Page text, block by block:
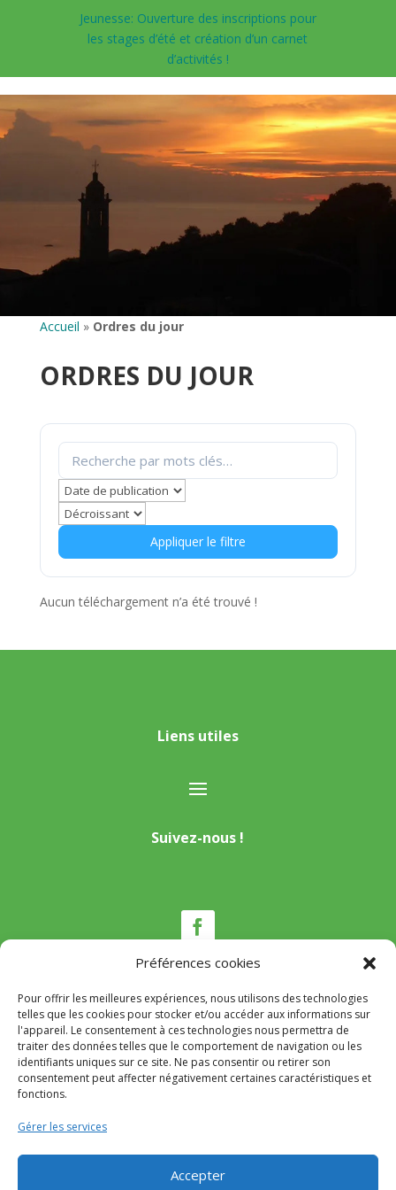
Préférences cookies
Pour offrir les meilleures expériences, nous utilisons des technologies
telles que les cookies pour stocker et/ou accéder aux informations sur
l'appareil. Le consentement à ces technologies nous permettra de
traiter des données telles que le comportement de navigation ou les
identifiants uniques sur ce site. Ne pas consentir ou retirer son
consentement peut affecter négativement certaines caractéristiques et
fonctions.
Gérer les services
Accepter
Jeunesse: Ouverture des inscriptions pour
les stages d’été et création d’un carnet
d’activités !
Accueil » Ordres du jour
ORDRES DU JOUR
Appliquer le filtre
Aucun téléchargement n’a été trouvé !
Liens utiles
Suivez-nous !
Nous contacter
Tél : 04 95 22 80 53
Mail: mairie@appietto.corsica
Adresse :164 strada Lt Toussaint Gozzi 20167
© 2024 Mairie d’Appietto – RéalisationSITEC –
–Politique de confidentialité